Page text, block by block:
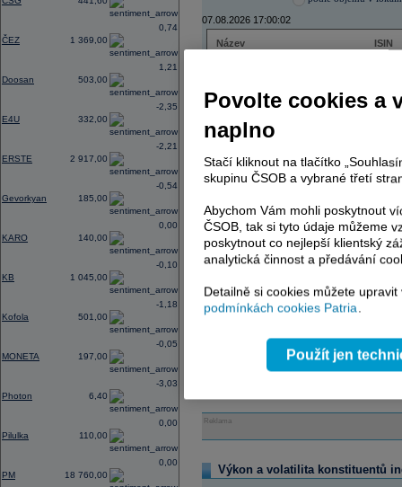
ČEZ 1 369,00
0,74
Doosan 503,00
1,21
E4U 332,00
-2,35
ERSTE 2 917,00
-2,21
Gevorkyan 185,00
-0,54
KARO 140,00
0,00
KB 1 045,00
-0,10
Kofola 501,00
-1,18
MONETA 197,00
-0,05
Photon 6,40
-3,03
Pilulka 110,00
0,00
PM 18 760,00
0,00
07.08.2026 17:00:02
Název
ISIN
ERSTE BANK
TMR
AD index - vývoj
Region
Reklama
Výkon a volatilita konstituentů
Povolte cookies a
naplno
Stačí kliknout na tlačítko
skupinu ČSOB a vybrané třetí
Abychom Vám mohli poskytnout
ČSOB, tak si tyto údaje můžeme
poskytnout co nejlepší klientský
analytická činnost a předávání
Detailně si cookies můžete
podmínkách cookies Patria.
Použít jen